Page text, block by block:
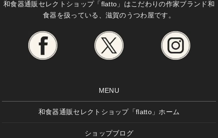
和食器通販セレクトショップ「flatto」はこだわりの作家ブランド和
食器を扱っている、滋賀のうつわ屋です。
MENU
和食器通販セレクトショップ「flatto」ホーム
ショップブログ